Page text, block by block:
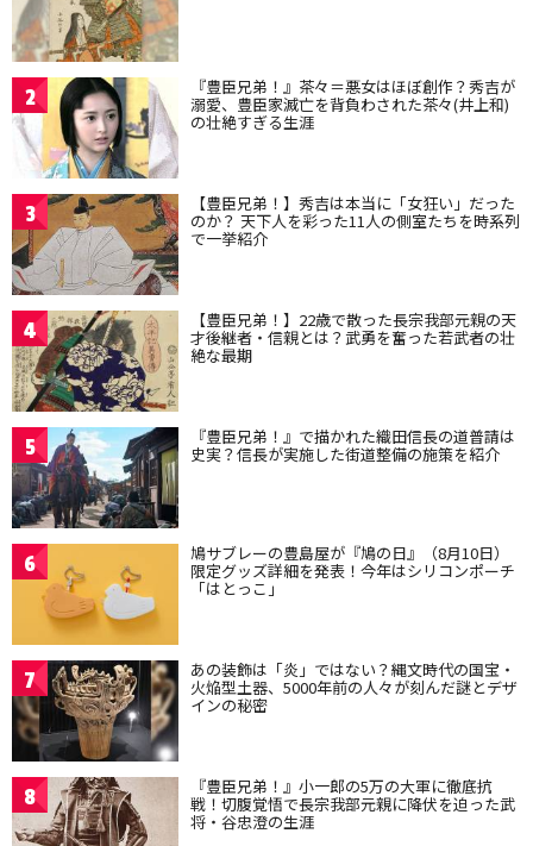
2 『豊臣兄弟！』茶々＝悪女はほぼ創作？秀吉が
溺愛、豊臣家滅亡を背負わされた茶々(井上和)
の壮絶すぎる生涯
3 【豊臣兄弟！】秀吉は本当に「女狂い」だった
のか？ 天下人を彩った11人の側室たちを時系列
で一挙紹介
4 【豊臣兄弟！】22歳で散った長宗我部元親の天
才後継者・信親とは？武勇を奮った若武者の壮
絶な最期
5 『豊臣兄弟！』で描かれた織田信長の道普請は
史実？信長が実施した街道整備の施策を紹介
6 鳩サブレーの豊島屋が『鳩の日』（8月10日）
限定グッズ詳細を発表！今年はシリコンポーチ
「はとっこ」
7 あの装飾は「炎」ではない？縄文時代の国宝・
火焔型土器、5000年前の人々が刻んだ謎とデザ
インの秘密
8 『豊臣兄弟！』小一郎の5万の大軍に徹底抗
戦！切腹覚悟で長宗我部元親に降伏を迫った武
将・谷忠澄の生涯